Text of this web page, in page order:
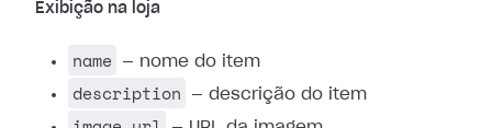
Exibição na loja
name — nome do item
description — descrição do item